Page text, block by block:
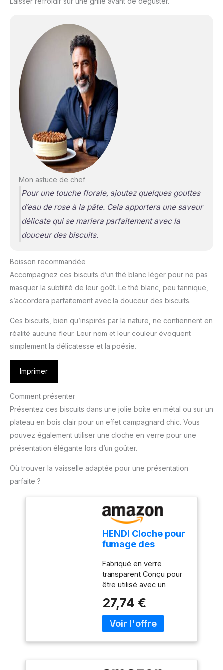
Mon astuce de chef
Pour une touche florale, ajoutez quelques gouttes
d’eau de rose à la pâte. Cela apportera une saveur
délicate qui se mariera parfaitement avec la
douceur des biscuits.
Boisson recommandée
Accompagnez ces biscuits d’un thé blanc léger pour ne pas
masquer la subtilité de leur goût. Le thé blanc, peu tannique,
s’accordera parfaitement avec la douceur des biscuits.
Ces biscuits, bien qu’inspirés par la nature, ne contiennent en
réalité aucune fleur. Leur nom et leur couleur évoquent
simplement la délicatesse et la poésie.
Imprimer
Comment présenter
Présentez ces biscuits dans une jolie boîte en métal ou sur un
plateau en bois clair pour un effet campagnard chic. Vous
pouvez également utiliser une cloche en verre pour une
présentation élégante lors d’un goûter.
Où trouver la vaisselle adaptée pour une présentation
parfaite ?
HENDI Cloche pour
fumage des
présentation des
plats, compatible
avec pistolets et
infuseurs à fumée,
avec joint
d'étanchéité,
⌀275x(H)140mm,
verre transparent
Fabriqué en verre
transparent Conçu pour
être utilisé avec un
fumage Avec joint sur le
bord inférieur pour
retenir la fumée pendant
27,74 €